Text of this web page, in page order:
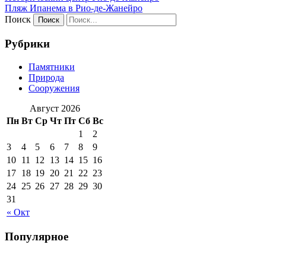
Пляж Ипанема в Рио-де-Жанейро
Поиск
Рубрики
Памятники
Природа
Сооружения
Август 2026
Пн Вт Ср Чт Пт Сб Вс
« Окт
1
2
3
4 5 6 7 8
9
10 11 12 13 14 15 16
17 18 19 20 21 22 23
24 25 26 27 28 29 30
31
Популярное